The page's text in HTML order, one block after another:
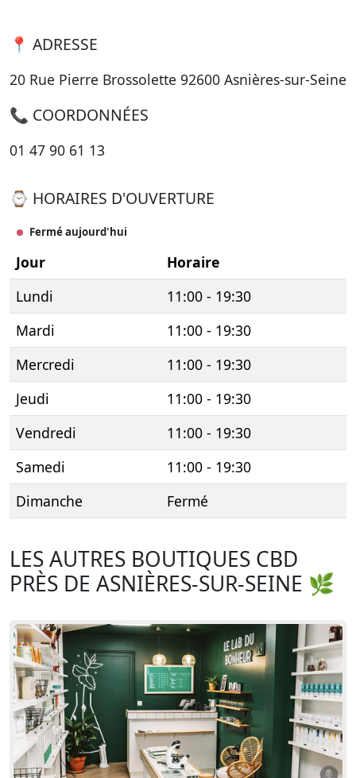
📍 ADRESSE
20 Rue Pierre Brossolette 92600 Asnières-sur-Seine
📞 COORDONNÉES
01 47 90 61 13
⌚ HORAIRES D'OUVERTURE
Fermé aujourd'hui
Jour
Horaire
Lundi
11:00 - 19:30
Mardi
11:00 - 19:30
Mercredi
11:00 - 19:30
Jeudi
11:00 - 19:30
Vendredi
11:00 - 19:30
Samedi
11:00 - 19:30
Dimanche
Fermé
LES AUTRES BOUTIQUES CBD
PRÈS DE ASNIÈRES-SUR-SEINE 🌿